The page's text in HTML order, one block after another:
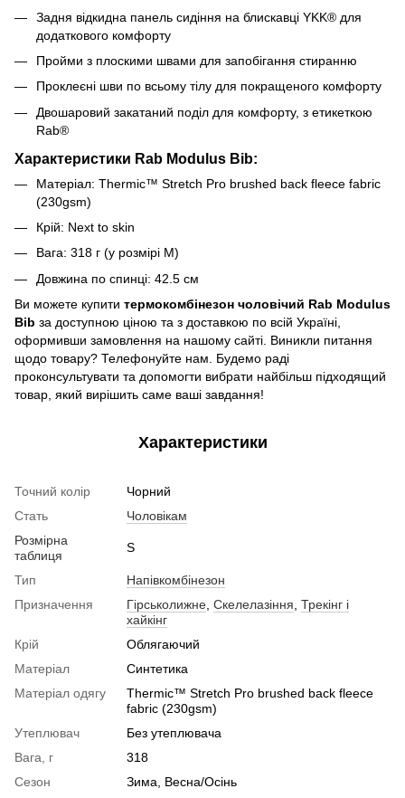
Задня відкидна панель сидіння на блискавці YKK® для
додаткового комфорту
Пройми з плоскими швами для запобігання стиранню
Проклеєні шви по всьому тілу для покращеного комфорту
Двошаровий закатаний поділ для комфорту, з етикеткою
Rab®
Характеристики Rab Modulus Bib:
Матеріал: Thermic™ Stretch Pro brushed back fleece fabric
(230gsm)
Крій: Next to skin
Вага: 318 г (у розмірі M)
Довжина по спинці: 42.5 см
Ви можете купити термокомбінезон чоловічий Rab Modulus
Bib за доступною ціною та з доставкою по всій Україні,
оформивши замовлення на нашому сайті. Виникли питання
щодо товару? Телефонуйте нам. Будемо раді
проконсультувати та допомогти вибрати найбільш підходящий
товар, який вирішить саме ваші завдання!
Характеристики
Точний колір
Чорний
Стать
Чоловікам
Розмірна
таблиця
S
Тип
Напівкомбінезон
Призначення
Гірськолижне Скелелазіння Трекінг і
хайкінг
Крій
Облягаючий
Матеріал
Синтетика
Матеріал одягу
Thermic™ Stretch Pro brushed back fleece
fabric (230gsm)
Утеплювач
Без утеплювача
Вага, г
318
Сезон
Зима, Весна/Осінь